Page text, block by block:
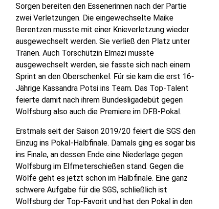
Sorgen bereiten den Essenerinnen nach der Partie
zwei Verletzungen. Die eingewechselte Maike
Berentzen musste mit einer Knieverletzung wieder
ausgewechselt werden. Sie verließ den Platz unter
Tränen. Auch Torschützin Elmazi musste
ausgewechselt werden, sie fasste sich nach einem
Sprint an den Oberschenkel. Für sie kam die erst 16-
Jährige Kassandra Potsi ins Team. Das Top-Talent
feierte damit nach ihrem Bundesligadebüt gegen
Wolfsburg also auch die Premiere im DFB-Pokal.
Erstmals seit der Saison 2019/20 feiert die SGS den
Einzug ins Pokal-Halbfinale. Damals ging es sogar bis
ins Finale, an dessen Ende eine Niederlage gegen
Wolfsburg im Elfmeterschießen stand. Gegen die
Wölfe geht es jetzt schon im Halbfinale. Eine ganz
schwere Aufgabe für die SGS, schließlich ist
Wolfsburg der Top-Favorit und hat den Pokal in den